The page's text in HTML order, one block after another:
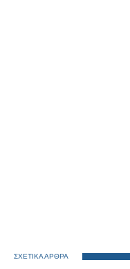
ΣΧΕΤΙΚΑ ΑΡΘΡΑ